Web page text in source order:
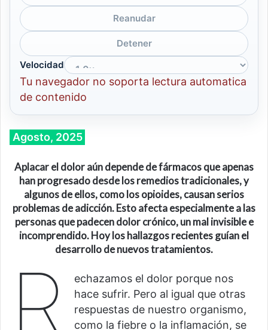
Reanudar
Detener
Velocidad
Tu navegador no soporta lectura automatica
de contenido
Agosto, 2025
Aplacar el dolor aún depende de fármacos que apenas
han progresado desde los remedios tradicionales, y
algunos de ellos, como los opioides, causan serios
problemas de adicción. Esto afecta especialmente a las
personas que padecen dolor crónico, un mal invisible e
incomprendido. Hoy los hallazgos recientes guían el
desarrollo de nuevos tratamientos.
R
echazamos el dolor porque nos
hace sufrir. Pero al igual que otras
respuestas de nuestro organismo,
como la fiebre o la inflamación, se